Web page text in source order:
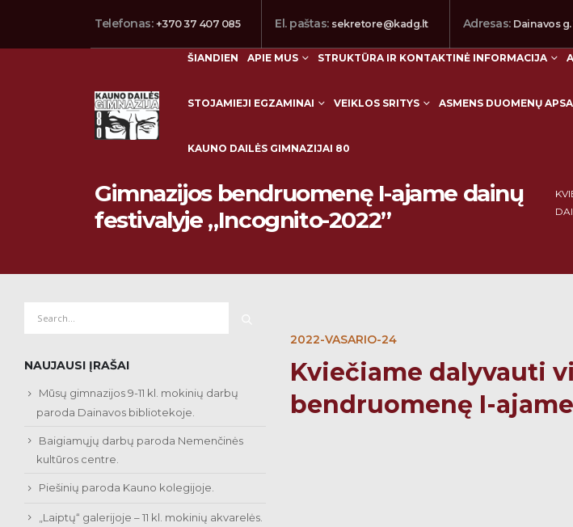
Telefonas: +370 37 407 085 El. paštas: sekretore@kadg.lt Adresas: Dainavos g.
ŠIANDIEN APIE MUS STRUKTŪRA IR KONTAKTINĖ INFORMACIJA
STOJAMIEJI EGZAMINAI VEIKLOS SRITYS ASMENS DUOMENŲ
KAUNO DAILĖS GIMNAZIJAI 80
Gimnazijos bendruomenę I-ajame dainų
festivalyje „Incognito-2022”
2022-VASARIO-24
Kviečiame dalyvauti
bendruomenę I-
NAUJAUSI ĮRAŠAI
Mūsų gimnazijos 9-11 kl. mokinių darbų
paroda Dainavos bibliotekoje.
Baigiamųjų darbų paroda Nemenčinės
kultūros centre.
Piešinių paroda Kauno kolegijoje.
„Laiptų“ galerijoje – 11 kl. mokinių akvarelės.